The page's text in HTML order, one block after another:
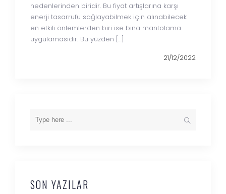
nedenlerinden biridir. Bu fiyat artışlarına karşı
enerji tasarrufu sağlayabilmek için alınabilecek
en etkili önlemlerden biri ise bina mantolama
uygulamasıdır. Bu yüzden […]
21/12/2022
SON YAZILAR